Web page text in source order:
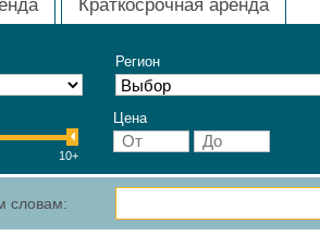
Краткосрочная аренда
Регион
10+
Цена
словам: